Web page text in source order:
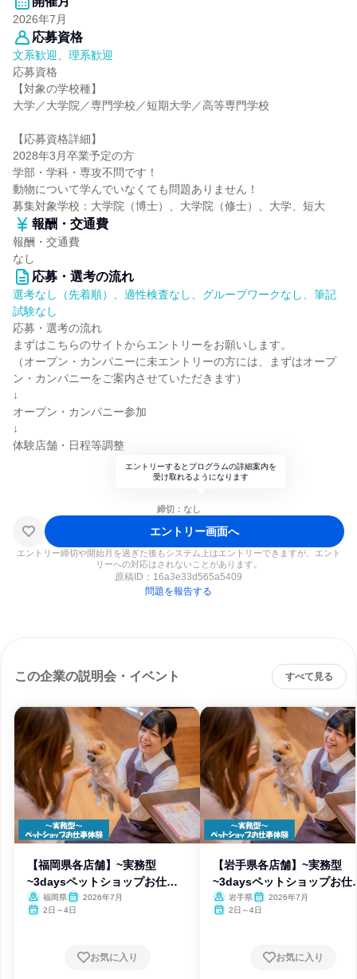
2026年7月
応募資格
文系歓迎、理系歓迎
応募資格
【対象の学校種】
大学／大学院／専門学校／短期大学／高等専門学校
【応募資格詳細】
2028年3月卒業予定の方
学部・学科・専攻不問です！
動物について学んでいなくても問題ありません！
募集対象学校：大学院（博士）、大学院（修士）、大学、短大
報酬・交通費
報酬・交通費
なし
応募・選考の流れ
選考なし（先着順）、適性検査なし、グループワークなし、筆記
試験なし
応募・選考の流れ
まずはこちらのサイトからエントリーをお願いします。
（オープン・カンパニーに未エントリーの方には、まずはオープ
ン・カンパニーをご案内させていただきます）
↓
オープン・カンパニー参加
↓
体験店舗・日程等調整
エントリーするとプログラムの詳細案内を
受け取れるようになります
締切：なし
エントリー画面へ
エントリー締切や開始月を過ぎた後もシステム上はエントリーできますが、エント
リーへの対応はされないことがあります。
原稿ID： 16a3e33d565a5409
問題を報告する
この企業の説明会・イベント すべて見る
【福岡県各店舗】~実務型
~3daysペットショップお仕事
体験福岡県
2026年7月
2日～4日
お気に入り
【岩手県各店舗】~実務型
~3daysペットショップお仕
体験岩手県
2026年7月
2日～4日
お気に入り